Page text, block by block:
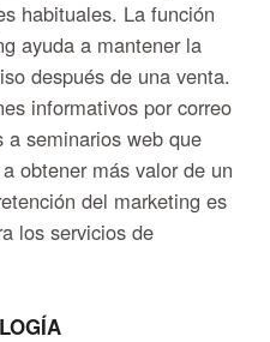
habituales. La función
ayuda a mantener la
después de una venta.
informativos por correo
seminarios web que
obtener más valor de un
del marketing es
los servicios de